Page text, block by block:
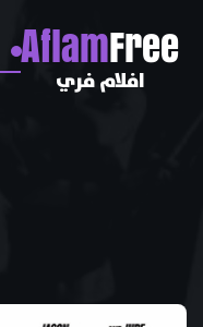
AflamFree
افلام فري